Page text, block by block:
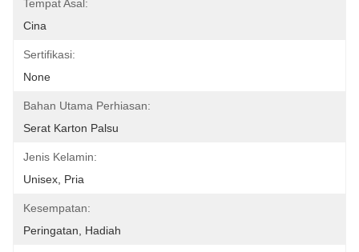
Tempat Asal:
Cina
Sertifikasi:
None
Bahan Utama Perhiasan:
Serat Karton Palsu
Jenis Kelamin:
Unisex, Pria
Kesempatan:
Peringatan, Hadiah